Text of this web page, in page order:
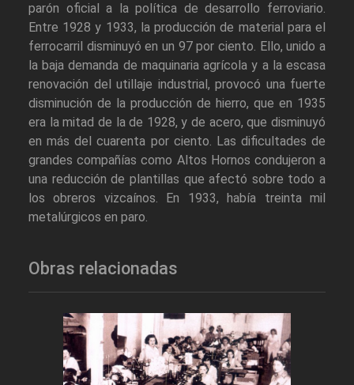
parón oficial a la política de desarrollo ferroviario.
Entre 1928 y 1933, la producción de material para el
ferrocarril disminuyó en un 97 por ciento. Ello, unido a
la baja demanda de maquinaria agrícola y a la escasa
renovación del utillaje industrial, provocó una fuerte
disminución de la producción de hierro, que en 1935
era la mitad de la de 1928, y de acero, que disminuyó
en más del cuarenta por ciento. Las dificultades de
grandes compañías como Altos Hornos condujeron a
una reducción de plantillas que afectó sobre todo a
los obreros vizcaínos. En 1933, había treinta mil
metalúrgicos en paro.
Obras relacionadas